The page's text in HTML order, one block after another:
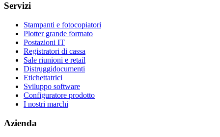
Servizi
Stampanti e fotocopiatori
Plotter grande formato
Postazioni IT
Registratori di cassa
Sale riunioni e retail
Distruggidocumenti
Etichettatrici
Sviluppo software
Configuratore prodotto
I nostri marchi
Azienda